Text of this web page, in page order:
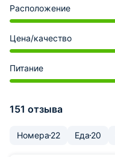
Расположение
Цена/качество
Питание
151 отзыва
Номера 22 Еда 20